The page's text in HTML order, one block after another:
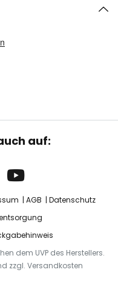
auf:
AGB
Datenschutz
dem UVP des Herstellers.
zzgl. Versandkosten